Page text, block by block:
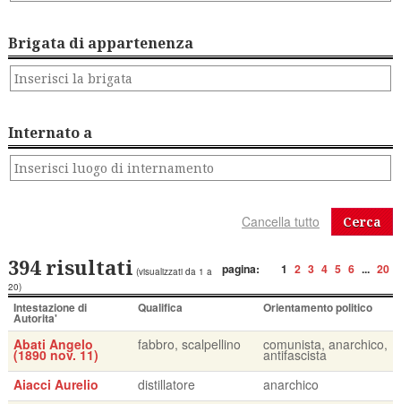
Brigata di appartenenza
Internato a
Cerca
pagina: 1 2 3 4 5 6 ... 20
394 risultati (visualizzati da 1 a
20)
Intestazione di
Autorita'
Qualifica Orientamento politico
Abati Angelo
(1890 nov. 11)
fabbro, scalpellino comunista, anarchico,
antifascista
Aiacci Aurelio
distillatore
anarchico